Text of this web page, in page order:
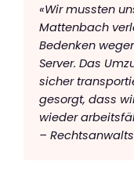
«Wir mussten
Mattenbach
Bedenken
Server. Das
sicher
gesorgt, dass
wieder
–